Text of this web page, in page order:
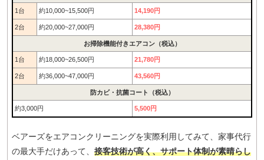
1台 約10,000~15,500円 14,190円
2台 約20,000~27,000円 28,380円
お掃除機能付きエアコン（税込）
1台 約18,000~26,500円 21,780円
2台 約36,000~47,000円 43,560円
防カビ・抗菌コート（税込）
約3,000円 5,500円
ベアーズをエアコンクリーニングを実際利用してみて、家事代行
の最大手だけあって、 接客技術が高く、サポート体制が素晴らし